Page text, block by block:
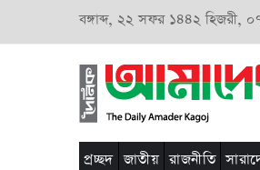
বঙ্গাব্দ, ২২ সফর ১৪৪২ হিজরী,
প্রচ্ছদ জাতীয় রাজনীতি